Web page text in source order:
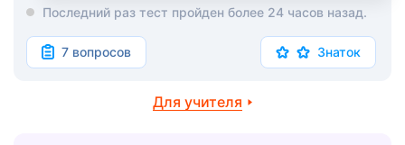
Последний раз тест пройден более 24 часов назад.
7 вопросов Знаток
Для учителя